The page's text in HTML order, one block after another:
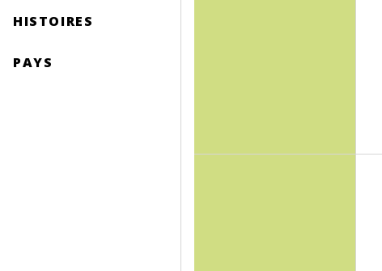
HISTOIRES
PAYS